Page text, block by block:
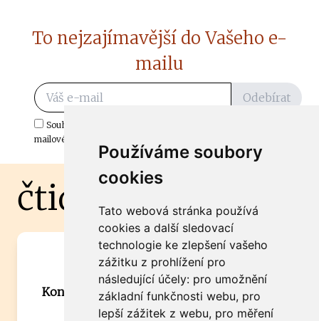
Používáme soubory
cookies
Tato webová stránka používá
cookies a další sledovací
technologie ke zlepšení vašeho
zážitku z prohlížení pro
následující účely: pro umožnění
základní funkčnosti webu, pro
lepší zážitek z webu, pro měření
To nejzajímavější do Vašeho e-
mailu
Odebírat
Souhlasím s odběrem důležitých zpráv ze ČtiDoma.cz do mé e-
mailové schránky.
čtidoma.cz
Máte zajímavou informaci? Chcete
spolupracovat?
Kontaktujte šéfredaktora Martina Chalupu:
chalupa@ctidoma.cz